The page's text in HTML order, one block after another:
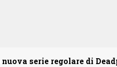
nuova serie regolare di